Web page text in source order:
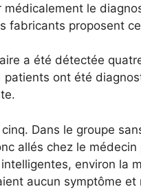
médicalement le
fabricants proposent
a été détectée
patients ont été
Dans le groupe
allés chez le médecin
environ la
aucun symptôme et